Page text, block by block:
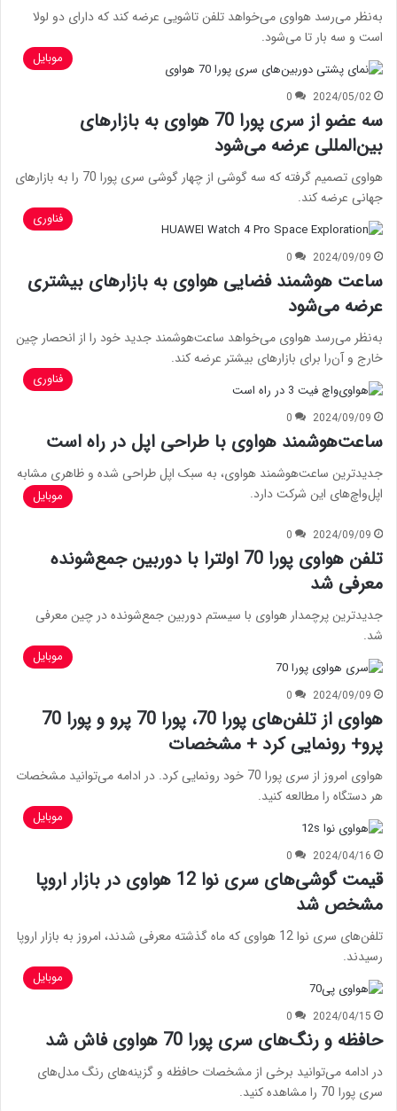
به‌نظر می‌رسد هواوی می‌خواهد تلفن تاشویی عرضه کند که دارای دو لولا
است و سه بار تا می‌شود.
موبایل
2024/05/02
0
سه عضو از سری پورا 70 هواوی به بازارهای
بین‌المللی عرضه می‌شود
هواوی تصمیم گرفته که سه گوشی از چهار گوشی سری پورا 70 را به بازارهای
جهانی عرضه کند.
فناوری
2024/09/09
0
ساعت هوشمند فضایی هواوی به بازارهای بیشتری
عرضه می‌شود
به‌نظر می‌رسد هواوی می‌خواهد ساعت‌هوشمند جدید خود را از انحصار چین
خارج و آن‌را برای بازارهای بیشتر عرضه کند.
فناوری
2024/09/09
0
ساعت‌هوشمند هواوی با طراحی اپل در راه است
جدیدترین ساعت‌هوشمند هواوی، به سبک اپل طراحی شده و ظاهری مشابه
اپل‌واچ‌های این شرکت دارد.
موبایل
2024/09/09
0
تلفن هواوی پورا 70 اولترا با دوربین جمع‌شونده
معرفی شد
جدیدترین پرچمدار هواوی با سیستم دوربین جمع‌شونده در چین معرفی
شد.
موبایل
2024/09/09
0
هواوی از تلفن‌های پورا 70، پورا 70 پرو و پورا 70
پرو+ رونمایی کرد + مشخصات
هواوی امروز از سری پورا 70 خود رونمایی کرد. در ادامه می‌توانید مشخصات
هر دستگاه را مطالعه کنید.
موبایل
2024/04/16
0
قیمت گوشی‌های سری نوا 12 هواوی در بازار اروپا
مشخص شد
تلفن‌های سری نوا 12 هواوی که ماه گذشته معرفی شدند، امروز به بازار اروپا
رسیدند.
موبایل
2024/04/15
0
حافظه و رنگ‌های سری پورا 70 هواوی فاش شد
در ادامه می‌توانید برخی از مشخصات حافظه و گزینه‌های رنگ مدل‌های
سری پورا 70 را مشاهده کنید.